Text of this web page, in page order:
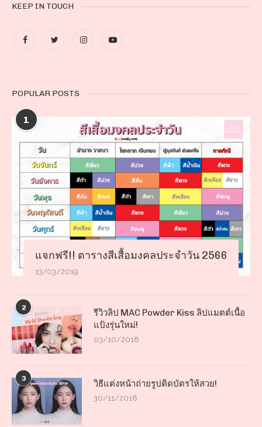
KEEP IN TOUCH
POPULAR POSTS
1
แจกฟรี!! ตารางสีเสื้อมงคลประจำวัน 2566
13/03/2019
2
รีวิวลิป MAC Powder Kiss ลิปแมตต์เนื้อ
แป้งรุ่นใหม่!
03/10/2018
3 วิธีแต่งหน้าถ่ายรูปติดบัตรให้สวย!
30/11/2018